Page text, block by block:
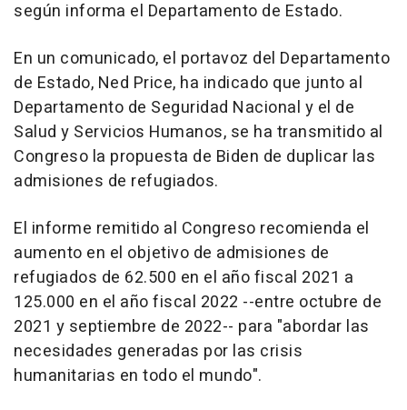
según informa el Departamento de Estado.
En un comunicado, el portavoz del Departamento
de Estado, Ned Price, ha indicado que junto al
Departamento de Seguridad Nacional y el de
Salud y Servicios Humanos, se ha transmitido al
Congreso la propuesta de Biden de duplicar las
admisiones de refugiados.
El informe remitido al Congreso recomienda el
aumento en el objetivo de admisiones de
refugiados de 62.500 en el año fiscal 2021 a
125.000 en el año fiscal 2022 --entre octubre de
2021 y septiembre de 2022-- para "abordar las
necesidades generadas por las crisis
humanitarias en todo el mundo".